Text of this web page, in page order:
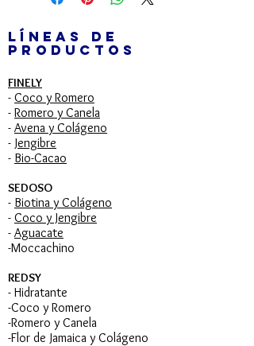
brilloso.
uniformemente sobre el cabello
húmedo, dando ligeros masajes con
proceda a enjuagar con abundante
agua.
LÍNEAS DE
PRODUCTOS
FINELY
- Coco y Romero
- Romero y Canela
- Avena y Colágeno
- Jengibre
- Bio-Cacao
SEDOSO
- Biotina y Colágeno
- Coco y Jengibre
- Aguacate
-Moccachino
REDSY
- Hidratante
-Coco y Romero
-Romero y Canela
-Flor de Jamaica y Colágeno